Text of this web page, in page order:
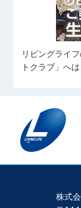
リビングライ
トクラブ」へ
株式